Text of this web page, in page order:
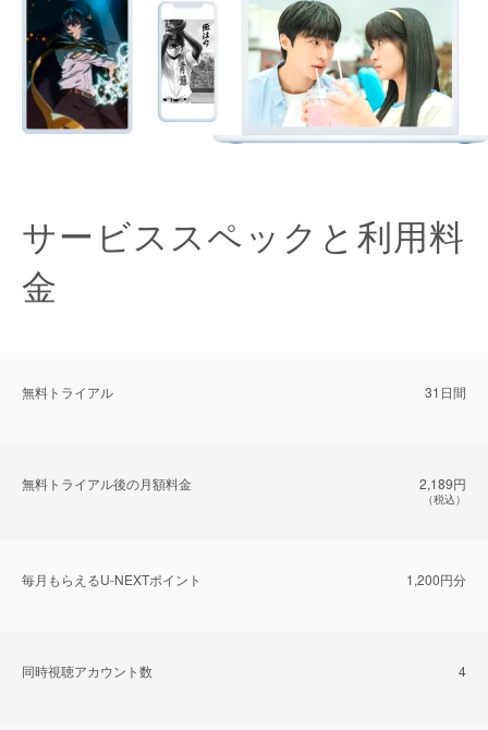
サービススペックと利用料
金
無料トライアル 31日間
無料トライアル後の⽉額料金 2,189円
（税込）
毎⽉もらえるU-NEXTポイント 1,200円分
同時視聴アカウント数 4